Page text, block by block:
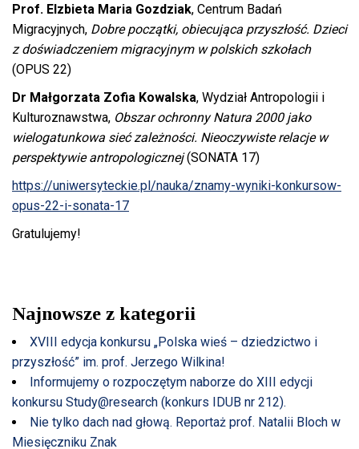
Prof. Elzbieta Maria Gozdziak, Centrum Badań
Migracyjnych, Dobre początki, obiecująca przyszłość. Dzieci
z doświadczeniem migracyjnym w polskich szkołach
(OPUS 22)
Dr Małgorzata Zofia Kowalska, Wydział Antropologii i
Kulturoznawstwa, Obszar ochronny Natura 2000 jako
wielogatunkowa sieć zależności. Nieoczywiste relacje w
perspektywie antropologicznej(SONATA 17)
https://uniwersyteckie.pl/nauka/znamy-wyniki-konkursow-
opus-22-i-sonata-17
Gratulujemy!
Najnowsze z kategorii
XVIII edycja konkursu „Polska wieś – dziedzictwo i
przyszłość” im. prof. Jerzego Wilkina!
Informujemy o rozpoczętym naborze do XIII edycji
konkursu Study@research (konkurs IDUB nr 212).
Nie tylko dach nad głową. Reportaż prof. Natalii Bloch w
Miesięczniku Znak